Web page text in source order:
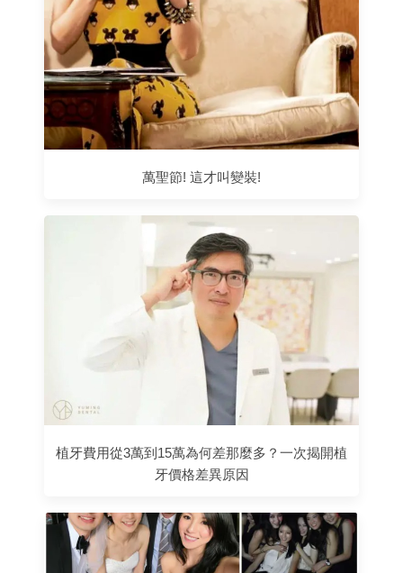
萬聖節! 這才叫變裝!
植牙費用從3萬到15萬為何差那麼多？一次揭開植
牙價格差異原因